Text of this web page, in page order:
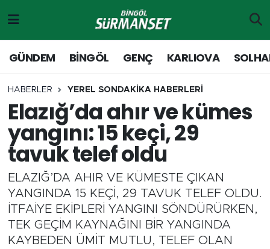
GÜNDEM BİNGÖL GENÇ KARLIOVA
HABERLER YEREL SONDAKİKA HABERLERİ
Elazığ’da ahır ve kümes
yangını: 15 keçi, 29
tavuk telef oldu
ELAZIĞ’DA AHIR VE KÜMESTE ÇIKAN
YANGINDA 15 KEÇİ, 29 TAVUK TELEF OLDU.
İTFAİYE EKİPLERİ YANGINI SÖNDÜRÜRKEN,
TEK GEÇİM KAYNAĞINI BİR YANGINDA
KAYBEDEN ÜMİT MUTLU, TELEF OLAN
Genç
Solhan
Karlıova
Adaklı-Kiğı
Yayladere-Yedisu
MD Prestij Dergisi
Merkez Hava Durumu
Merkez Trafik Yoğunluk Haritası
Süper Lig Puan Durumu ve Fikstür
Tüm Manşetler
Son Dakika Haberleri
Haber Arşivi